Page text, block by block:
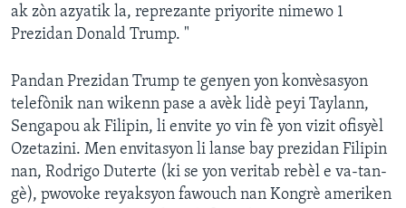
ak zòn azyatik la, reprezante priyorite nimewo 1
Prezidan Donald Trump. "
Pandan Prezidan Trump te genyen yon konvèsasyon
telefònik nan wikenn pase a avèk lidè peyi Taylann,
Sengapou ak Filipin, li envite yo vin fè yon vizit ofisyèl
Ozetazini. Men envitasyon li lanse bay prezidan Filipin
nan, Rodrigo Duterte (ki se yon veritab rebèl e va-tan-
gè), pwovoke reyaksyon fawouch nan Kongrè ameriken